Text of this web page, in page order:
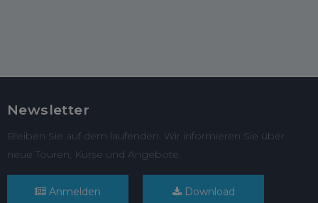
Newsletter
Bleiben Sie auf dem laufenden. Wir informieren Sie über
neue Touren, Kurse und Angebote.
Anmelden Download